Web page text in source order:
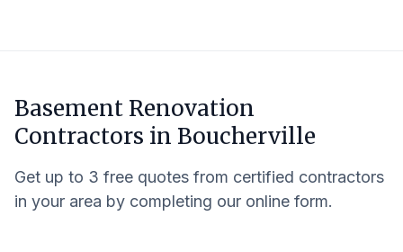
Basement Renovation
Contractors in Boucherville
Get up to 3 free quotes from certified contractors
in your area by completing our online form.